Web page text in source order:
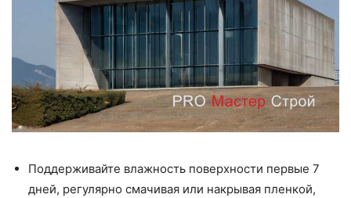
Поддерживайте влажность поверхности первые 7
дней, регулярно смачивая или накрывая пленкой,